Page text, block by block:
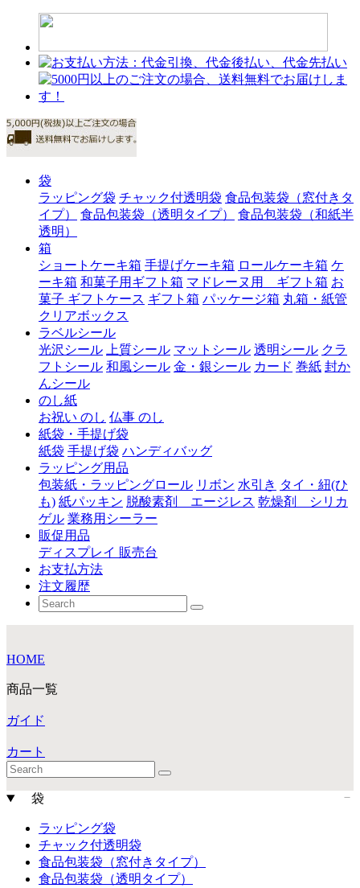
袋
ラッピング袋 チャック付透明袋 食品包装袋（窓付きタ
イプ）
食品包装袋（透明タイプ）
食品包装袋（和紙半
透明）
箱
ショートケーキ箱 手提げケーキ箱 ロールケーキ箱 ケ
ーキ箱 和菓子用ギフト箱 マドレーヌ用 ギフト箱 お
菓子 ギフトケース ギフト箱 パッケージ箱 丸箱・紙管
クリアボックス
ラベルシール
光沢シール
上質シール マットシール 透明シール クラ
フトシール 和風シール 金・銀シール カード 巻紙 封か
んシール
のし紙
お祝い のし 仏事 のし
紙袋・手提げ袋
紙袋 手提げ袋 ハンディバッグ
ラッピング用品
包装紙・ラッピングロール リボン 水引き タイ・紐(ひ
も) 紙パッキン 脱酸素剤 エージレス 乾燥剤 シリカ
ゲル 業務用シーラー
販促用品
ディスプレイ 販売台
お支払方法
注文履歴
HOME
商品一覧
ガイド
カート
袋
ラッピング袋
チャック付透明袋
食品包装袋（窓付きタイプ）
食品包装袋（透明タイプ）